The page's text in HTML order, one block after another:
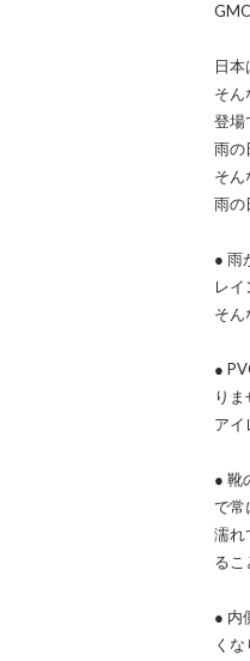
日
そん
登場
雨の
そん
雨の
● 雨
レ
そん
●
りま
アイ
● 靴
で常
濡れ
るこ
● 内
く